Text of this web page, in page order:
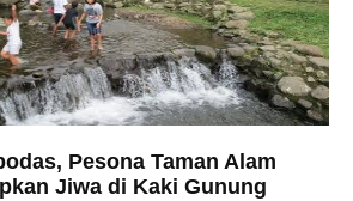
Pesona Taman Alam
Jiwa di Kaki Gunung